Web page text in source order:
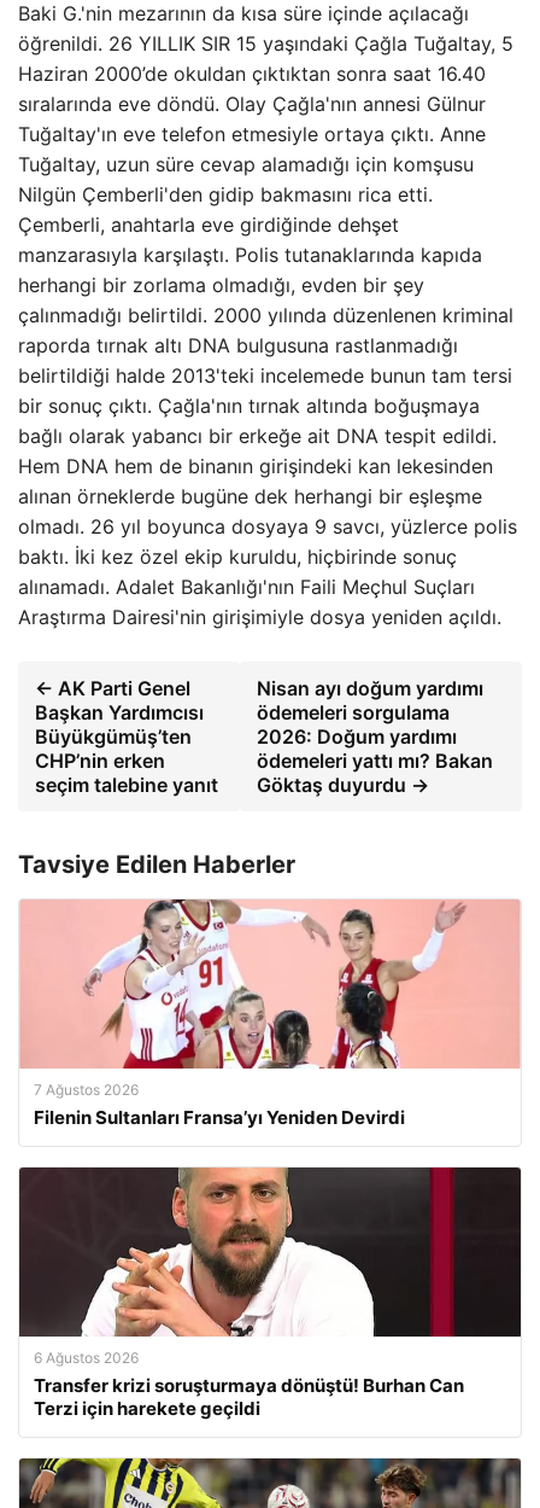
Baki G.'nin mezarının da kısa süre içinde açılacağı
öğrenildi. 26 YILLIK SIR 15 yaşındaki Çağla Tuğaltay, 5
Haziran 2000’de okuldan çıktıktan sonra saat 16.40
sıralarında eve döndü. Olay Çağla'nın annesi Gülnur
Tuğaltay'ın eve telefon etmesiyle ortaya çıktı. Anne
Tuğaltay, uzun süre cevap alamadığı için komşusu
Nilgün Çemberli'den gidip bakmasını rica etti.
Çemberli, anahtarla eve girdiğinde dehşet
manzarasıyla karşılaştı. Polis tutanaklarında kapıda
herhangi bir zorlama olmadığı, evden bir şey
çalınmadığı belirtildi. 2000 yılında düzenlenen kriminal
raporda tırnak altı DNA bulgusuna rastlanmadığı
belirtildiği halde 2013'teki incelemede bunun tam tersi
bir sonuç çıktı. Çağla'nın tırnak altında boğuşmaya
bağlı olarak yabancı bir erkeğe ait DNA tespit edildi.
Hem DNA hem de binanın girişindeki kan lekesinden
alınan örneklerde bugüne dek herhangi bir eşleşme
olmadı. 26 yıl boyunca dosyaya 9 savcı, yüzlerce polis
baktı. İki kez özel ekip kuruldu, hiçbirinde sonuç
alınamadı. Adalet Bakanlığı'nın Faili Meçhul Suçları
Araştırma Dairesi'nin girişimiyle dosya yeniden açıldı.
← AK Parti Genel
Başkan Yardımcısı
Büyükgümüş’ten
CHP’nin erken
seçim talebine yanıt
Nisan ayı doğum yardımı
ödemeleri sorgulama
2026: Doğum yardımı
ödemeleri yattı mı? Bakan
Göktaş duyurdu →
Tavsiye Edilen Haberler
7 Ağustos 2026
Filenin Sultanları Fransa’yı Yeniden Devirdi
6 Ağustos 2026
Transfer krizi soruşturmaya dönüştü! Burhan Can
Terzi için harekete geçildi